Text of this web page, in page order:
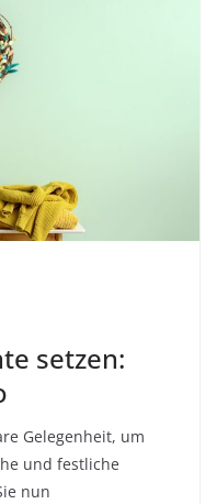
setzen:
Gelegenheit, um
und festliche
nun